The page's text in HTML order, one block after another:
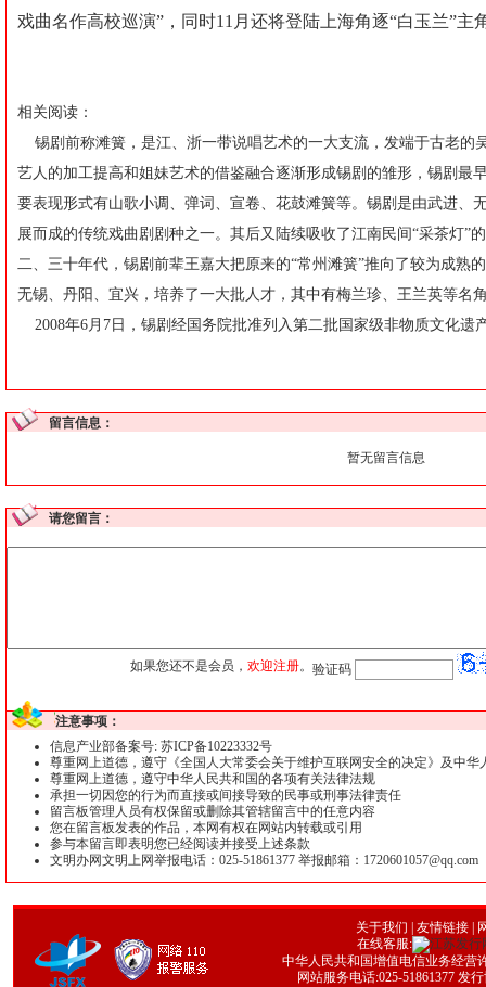
戏曲名作高校巡演”，同时11月还将登陆上海角逐“白玉兰”主
相关阅读：
锡剧前称滩簧，是江、浙一带说唱艺术的一大支流，发端于古老的
艺人的加工提高和姐妹艺术的借鉴融合逐渐形成锡剧的雏形，锡剧最
要表现形式有山歌小调、弹词、宣卷、花鼓滩簧等。锡剧是由武进、
展而成的传统戏曲剧剧种之一。其后又陆续吸收了江南民间“采茶灯”
二、三十年代，锡剧前辈王嘉大把原来的“常州滩簧”推向了较为成熟
无锡、丹阳、宜兴，培养了一大批人才，其中有梅兰珍、王兰英等名
2008年6月7日，锡剧经国务院批准列入第二批国家级非物质文化遗
留言信息：
暂无留言信息
请您留言：
如果您还不是会员， 欢迎注册。 验证码
注意事项：
信息产业部备案号: 苏ICP备10223332号
尊重网上道德，遵守《全国人大常委会关于维护互联网安全的决定》及中
尊重网上道德，遵守中华人民共和国的各项有关法律法规
承担一切因您的行为而直接或间接导致的民事或刑事法律责任
留言板管理人员有权保留或删除其管辖留言中的任意内容
您在留言板发表的作品，本网有权在网站内转载或引用
参与本留言即表明您已经阅读并接受上述条款
文明办网文明上网举报电话：025-51861377 举报邮箱：1720601057@qq.com
关于我们 友情链接 |
在线客服:
中华人民共和国增值电信业务经营
网站服务电话:025-51861377 发